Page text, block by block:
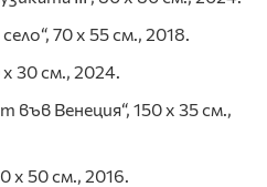
70 х 55 см., 2018.
х 30 см., 2024.
във Венеция“, 150 х 35 см.,
х 50 см., 2016.